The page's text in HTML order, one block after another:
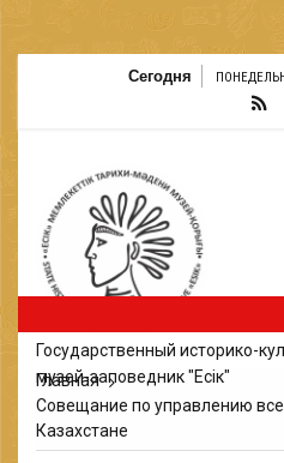
Сегодня
Государственный историко-
музей-заповедник "Есік"
Главная
Совещание по управлению
Казахстане